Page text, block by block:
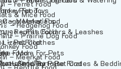
– Ferret Food
& Mice Food
– Hedgehog Food
ดิน – Prairie Dog Food
Food
– Meerkat Food
Food
– Meerkat Food
– Reptile Food
Food
Food
and Tortoise Food
ง – Pet Toys
Cage Materials
ยจูง – Pet Collars & Leashes
ง – Pet Clothes
ง – More For Pets
อนสัตว์เลี้ยง – Pet Crates &
ง – Shop By Pet